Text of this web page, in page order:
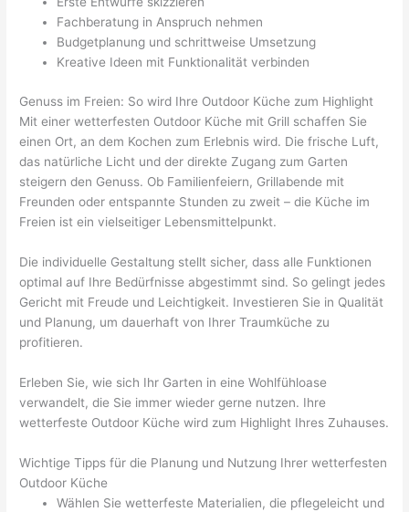
Fachberatung in Anspruch nehmen
Budgetplanung und schrittweise Umsetzung
Kreative Ideen mit Funktionalität verbinden
Genuss im Freien: So wird Ihre Outdoor Küche zum Highlight
Mit einer wetterfesten Outdoor Küche mit Grill schaffen Sie
einen Ort, an dem Kochen zum Erlebnis wird. Die frische Luft,
das natürliche Licht und der direkte Zugang zum Garten
steigern den Genuss. Ob Familienfeiern, Grillabende mit
Freunden oder entspannte Stunden zu zweit – die Küche im
Freien ist ein vielseitiger Lebensmittelpunkt.
Die individuelle Gestaltung stellt sicher, dass alle Funktionen
optimal auf Ihre Bedürfnisse abgestimmt sind. So gelingt jedes
Gericht mit Freude und Leichtigkeit. Investieren Sie in Qualität
und Planung, um dauerhaft von Ihrer Traumküche zu
profitieren.
Erleben Sie, wie sich Ihr Garten in eine Wohlfühloase
verwandelt, die Sie immer wieder gerne nutzen. Ihre
wetterfeste Outdoor Küche wird zum Highlight Ihres Zuhauses.
Wichtige Tipps für die Planung und Nutzung Ihrer wetterfesten
Outdoor Küche
Wählen Sie wetterfeste Materialien, die pflegeleicht und